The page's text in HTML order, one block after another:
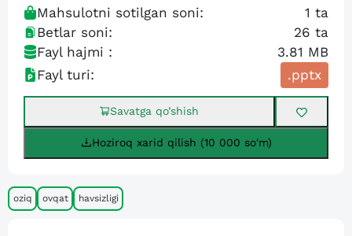
Mahsulotni sotilgan soni: 1 ta
Betlar soni:
26 ta
Fayl hajmi :
3.81 MB
Fayl turi:
.pptx
Savatga qo’shish
Hoziroq xarid qilish (10 000 so'm)
oziq ovqat havsizligi